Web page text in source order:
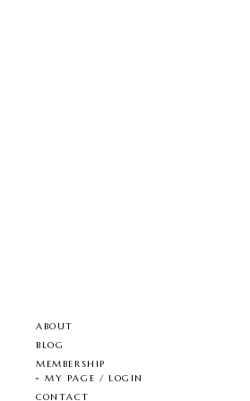
ABOUT
BLOG
MEMBERSHIP
MY PAGE / LOGIN
CONTACT